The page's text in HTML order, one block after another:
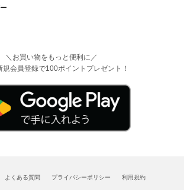
＼お買い物をもっと便利に／
規会員登録で100ポイントプレゼント！
よくある質問 プライバシーポリシー 利用規約